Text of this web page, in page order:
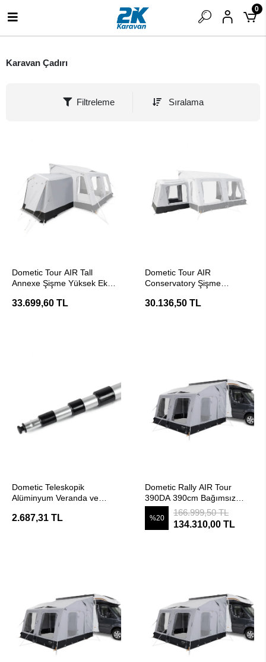
0
Karavan Çadırı
Filtreleme Sıralama
Dometic Tour AIR Tall
Annexe Şişme Yüksek Ek
33.699,60 TL
Dometic Tour AIR
Conservatory Şişme
30.136,50 TL
Dometic Teleskopik
Alüminyum Veranda ve
2.687,31 TL
Dometic Rally AIR Tour
390DA 390cm Bağımsız
Şişme Çekme ve
MotoKaravan Çadırı (Drive
Away)
%20
166.999,50 TL
134.310,00 TL